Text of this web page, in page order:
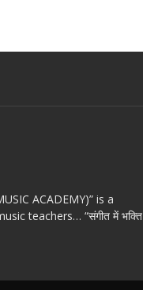
ACADEMY)” is a
teachers… “संगीत में भक्ति